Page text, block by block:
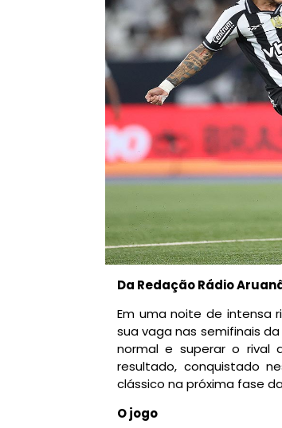
Da Redação Rádio
Em uma noite de intensa
sua vaga nas semifinais
normal e superar o rival
resultado, conquistado
clássico na próxima fase
O jogo